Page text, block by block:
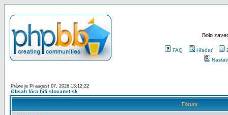
Bolo
FAQ Hľadať
Práve je Pi august 07, 2026 13:12:22
Obsah fóra hifi.slovanet.sk
Fórum